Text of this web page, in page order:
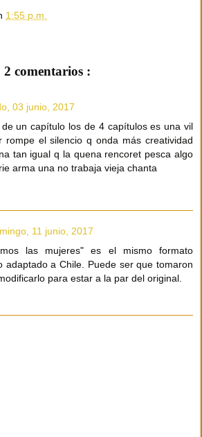
1:55 p.m.
2 comentarios :
03 junio, 2017
un capítulo los de 4 capítulos es una vil
rompe el silencio q onda más creatividad
tan igual q la quena rencoret pesca algo
arma una no trabaja vieja chanta
11 junio, 2017
las mujeres" es el mismo formato
adaptado a Chile. Puede ser que tomaron
para estar a la par del original.